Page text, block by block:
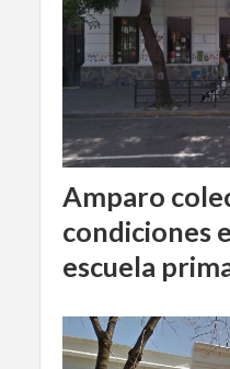
Amparo
condiciones
escuela